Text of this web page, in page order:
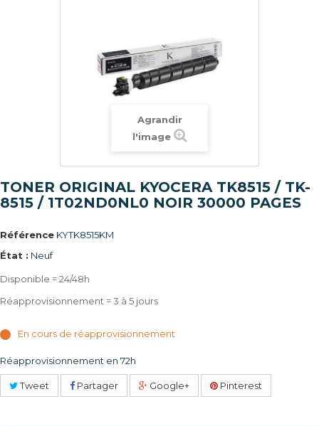
Agrandir
l'image
TONER ORIGINAL KYOCERA TK8515 / TK-
8515 / 1T02ND0NL0 NOIR 30000 PAGES
Référence KYTK8515KM
État : Neuf
Disponible = 24/48h
Réapprovisionnement = 3 à 5 jours
En cours de réapprovisionnement
Réapprovisionnement en 72h
Tweet Partager Google+ Pinterest